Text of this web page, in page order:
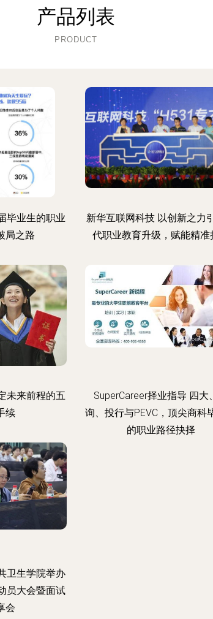
产品列表
PRODUCT
毕业生的职业
局之路
新华互联网科技 以创新之力
代职业教育升级，赋能精准
未来前程的五
续
SuperCareer择业指导 四大
询、投行与PEVC，顶尖商科
的职业路径抉择
卫生学院举办
员大会暨面试
会